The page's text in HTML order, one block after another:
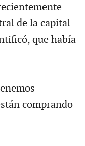
de la capital
que había
comprando